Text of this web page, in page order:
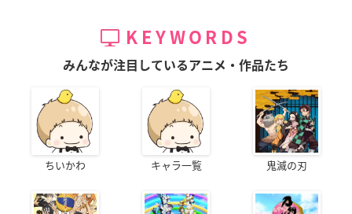
KEYWORDS
みんなが注目しているアニメ・作品たち
ちいかわ キャラ一覧 鬼滅の刃